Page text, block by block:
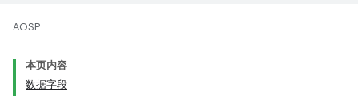
AOSP
本页内容
数据字段